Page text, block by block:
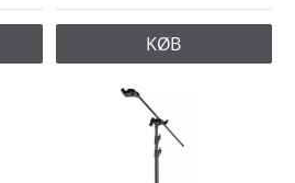
KØB